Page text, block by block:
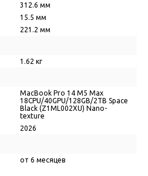
312.6 мм
15.5 мм
221.2 мм
1.62 кг
MacBook Pro 14 M5 Max
18CPU/40GPU/128GB/2TB Space
Black (Z1ML002XU) Nano-
texture
2026
от 6 месяцев